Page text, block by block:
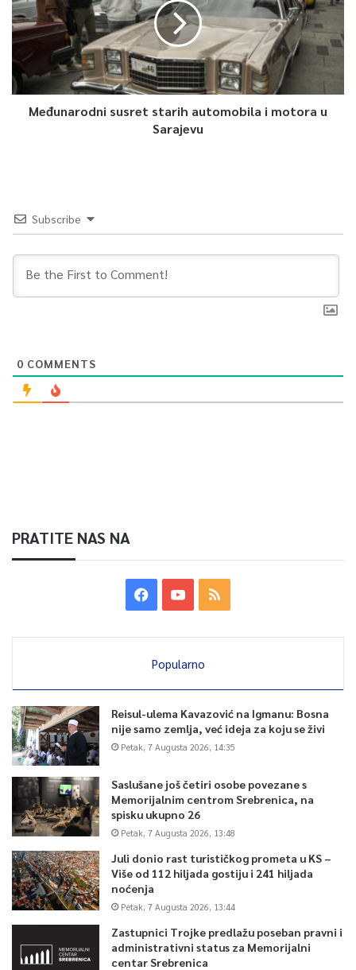
Međunarodni susret starih automobila i motora u
Sarajevu
Subscribe
0 COMMENTS
PRATITE NAS NA
Popularno
Reisul-ulema Kavazović na Igmanu: Bosna
nije samo zemlja, već ideja za koju se živi
Petak, 7 Augusta 2026, 14:35
Saslušane još četiri osobe povezane s
Memorijalnim centrom Srebrenica, na
spisku ukupno 26
Petak, 7 Augusta 2026, 13:48
Juli donio rast turističkog prometa u KS –
Više od 112 hiljada gostiju i 241 hiljada
noćenja
Petak, 7 Augusta 2026, 13:44
Zastupnici Trojke predlažu poseban pravni i
administrativni status za Memorijalni
centar Srebrenica